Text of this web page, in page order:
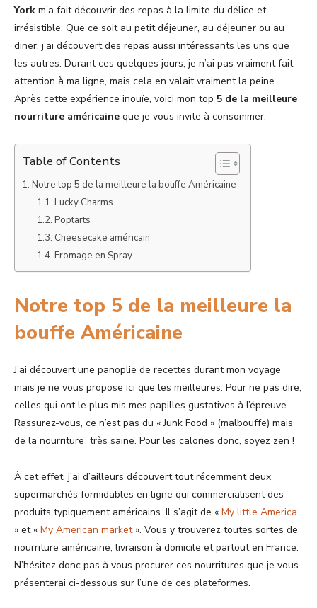
York m’a fait découvrir des repas à la limite du délice et
irrésistible. Que ce soit au petit déjeuner, au déjeuner ou au
diner, j’ai découvert des repas aussi intéressants les uns que
les autres. Durant ces quelques jours, je n’ai pas vraiment fait
attention à ma ligne, mais cela en valait vraiment la peine.
Après cette expérience inouïe, voici mon top 5 de la meilleure
nourriture américaine que je vous invite à consommer.
Table of Contents
Notre top 5 de la meilleure la bouffe Américaine
Lucky Charms
Poptarts
Cheesecake américain
Fromage en Spray
Notre top 5 de la meilleure la
bouffe Américaine
J’ai découvert une panoplie de recettes durant mon voyage
mais je ne vous propose ici que les meilleures. Pour ne pas dire,
celles qui ont le plus mis mes papilles gustatives à l’épreuve.
Rassurez-vous, ce n’est pas du « Junk Food » (malbouffe) mais
de la nourriture très saine. Pour les calories donc, soyez zen !
À cet effet, j’ai d’ailleurs découvert tout récemment deux
supermarchés formidables en ligne qui commercialisent des
produits typiquement américains. Il s’agit de « My little America
» et « My American market». Vous y trouverez toutes sortes de
nourriture américaine, livraison à domicile et partout en France.
N’hésitez donc pas à vous procurer ces nourritures que je vous
présenterai ci-dessous sur l’une de ces plateformes.